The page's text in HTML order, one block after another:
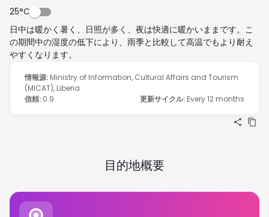
25°C
日中は暖かく暑く、日照が多く、夜は快適に暖かいままです。こ
の期間中の湿度の低下により、雨季と比較して高温でもより耐え
やすくなります。
情報源: Ministry of Information, Cultural Affairs and Tourism
(MICAT), Liberia
信頼: 0.9 更新サイクル: Every 12 months
目的地概要